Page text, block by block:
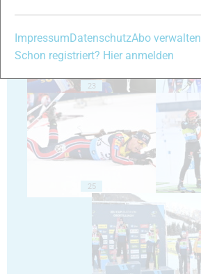
23
25
ImpressumDatenschutzAbo verwalten
Schon registriert? Hier anmelden